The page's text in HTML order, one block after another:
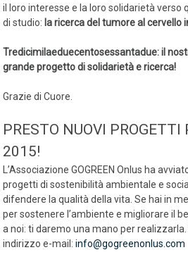
il loro interesse e la loro solidarietà
di studio: la ricerca del tumore al cervello
Tredicimilaeduecentosessantadue: il
grande progetto di solidarietà e ricerca!
Grazie di Cuore.
PRESTO NUOVI PROGETTI
2015!
L’Associazione GOGREEN Onlus ha
progetti di sostenibilità ambientale e
difendere la qualità della vita. Se hai in
per sostenere l’ambiente e migliorare il
a noi: ti daremo una mano per
indirizzo e-mail:info@gogreenonlus.com